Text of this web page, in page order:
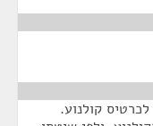
קולנוע.